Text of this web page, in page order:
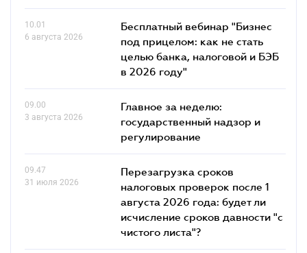
10.01
6 августа 2026
Бесплатный вебинар "Бизнес
под прицелом: как не стать
целью банка, налоговой и БЭБ
в 2026 году"
09.00
3 августа 2026
Главное за неделю:
государственный надзор и
регулирование
09.47
31 июля 2026
Перезагрузка сроков
налоговых проверок после 1
августа 2026 года: будет ли
исчисление сроков давности "с
чистого листа"?